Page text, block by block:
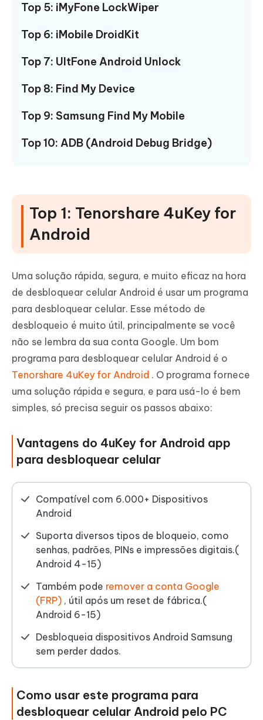
Top 5: iMyFone LockWiper
Top 6: iMobile DroidKit
Top 7: UltFone Android Unlock
Top 8: Find My Device
Top 9: Samsung Find My Mobile
Top 10: ADB (Android Debug Bridge)
Top 1: Tenorshare 4uKey for
Android
Uma solução rápida, segura, e muito eficaz na hora
de desbloquear celular Android é usar um programa
para desbloquear celular. Esse método de
desbloqueio é muito útil, principalmente se você
não se lembra da sua conta Google. Um bom
programa para desbloquear celular Android é o
Tenorshare 4uKey for Android . O programa fornece
uma solução rápida e segura, e para usá-lo é bem
simples, só precisa seguir os passos abaixo:
Vantagens do 4uKey for Android app
para desbloquear celular
Compatível com 6.000+ Dispositivos
Android
Suporta diversos tipos de bloqueio, como
senhas, padrões, PINs e impressões digitais.(
Android 4-15)
Também pode remover a conta Google
(FRP) , útil após um reset de fábrica.(
Android 6-15)
Desbloqueia dispositivos Android Samsung
sem perder dados.
Como usar este programa para
desbloquear celular Android pelo PC